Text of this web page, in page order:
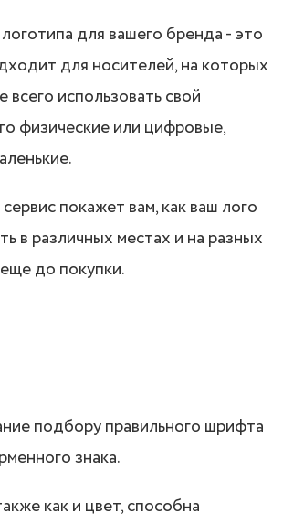
для вашего бренда - это
для носителей, на которых
использовать свой
физические или цифровые,
покажет вам, как ваш лого
в различных местах и на разных
до покупки.
подбору правильного шрифта
знака.
как и цвет, способна